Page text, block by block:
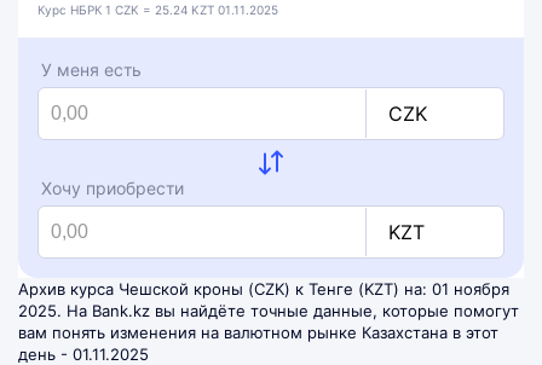
Курс НБРК 1 CZK = 25.24 KZT 01.11.2025
У меня есть
CZK
Хочу приобрести
KZT
Архив курса Чешской кроны (CZK) к Тенге (KZT) на: 01 ноября
2025. На Bank.kz вы найдёте точные данные, которые помогут
вам понять изменения на валютном рынке Казахстана в этот
день - 01.11.2025